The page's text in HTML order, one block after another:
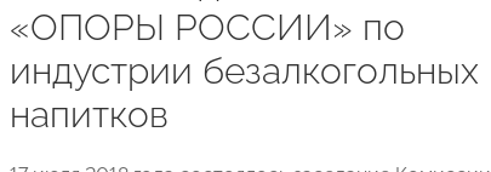
«ОПОРЫ РОССИИ» по
индустрии безалкогольных
напитков